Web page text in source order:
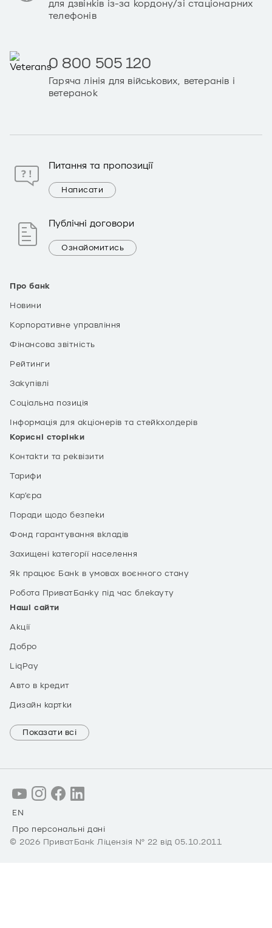
Про банк
Новини
Корпоративне управління
Фінансова звітність
Рейтинги
Закупівлі
Соціальна позиція
Інформація для акціонерів та стейкхолдерів
Корисні сторінки
Контакти та реквізити
Тарифи
Кар’єра
Поради щодо безпеки
Фонд гарантування вкладів
Захищені категорії населення
Як працює Банк в умовах воєнного стану
Робота ПриватБанку під час блекауту
Наші сайти
Акції
Добро
LiqPay
Авто в кредит
Дизайн картки
Показати всі
для дзвінків із-за кордону/зі стаціонарних
телефонів
0 800 505 120
Гаряча лінія для військових, ветеранів і
ветеранок
Питання та пропозиції
Написати
Публічні договори
Ознайомитись
EN
Про персональні дані
© 2026 ПриватБанк Ліцензія № 22 від 05.10.2011